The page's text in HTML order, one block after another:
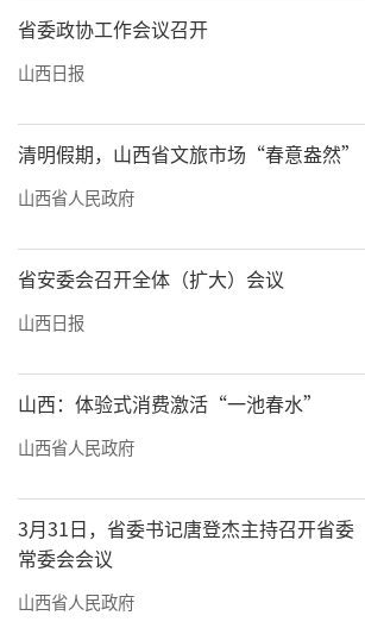
省委政协工作会议召开
山西日报
清明假期，山西省文旅市场“春意盎然”
山西省人民政府
省安委会召开全体（扩大）会议
山西日报
山西：体验式消费激活“一池春水”
山西省人民政府
3月31日，省委书记唐登杰主持召开省委
常委会会议
山西省人民政府